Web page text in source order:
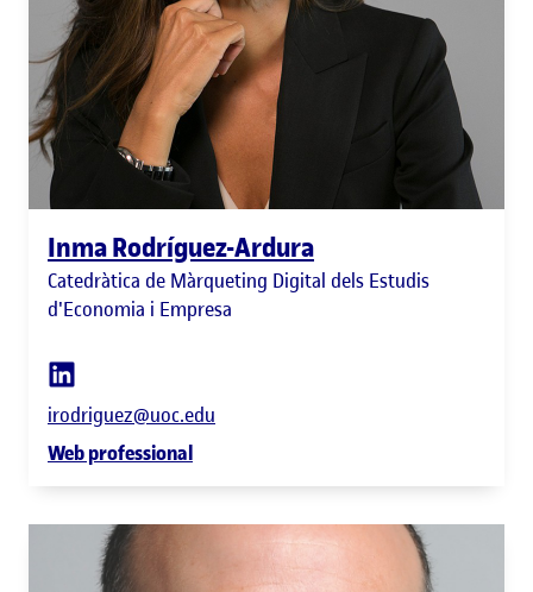
Inma Rodríguez-Ardura
Catedràtica de Màrqueting Digital dels Estudis
d'Economia i Empresa
irodriguez@uoc.edu
Web professional